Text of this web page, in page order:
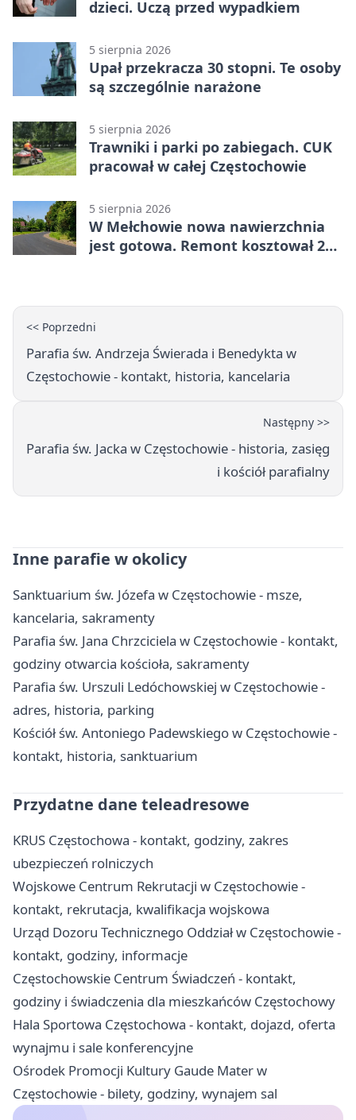
dzieci. Uczą przed wypadkiem
5 sierpnia 2026
Upał przekracza 30 stopni. Te osoby
są szczególnie narażone
5 sierpnia 2026
Trawniki i parki po zabiegach. CUK
pracował w całej Częstochowie
5 sierpnia 2026
W Mełchowie nowa nawierzchnia
jest gotowa. Remont kosztował 222
<< Poprzedni
Parafia św. Andrzeja Świerada i Benedykta w
Częstochowie - kontakt, historia, kancelaria
Następny >>
Parafia św. Jacka w Częstochowie - historia, zasięg
i kościół parafialny
Inne parafie w okolicy
Sanktuarium św. Józefa w Częstochowie - msze,
kancelaria, sakramenty
Parafia św. Jana Chrzciciela w Częstochowie - kontakt,
godziny otwarcia kościoła, sakramenty
Parafia św. Urszuli Ledóchowskiej w Częstochowie -
adres, historia, parking
Kościół św. Antoniego Padewskiego w Częstochowie -
kontakt, historia, sanktuarium
Przydatne dane teleadresowe
KRUS Częstochowa - kontakt, godziny, zakres
ubezpieczeń rolniczych
Wojskowe Centrum Rekrutacji w Częstochowie -
kontakt, rekrutacja, kwalifikacja wojskowa
Urząd Dozoru Technicznego Oddział w Częstochowie -
kontakt, godziny, informacje
Częstochowskie Centrum Świadczeń - kontakt,
godziny i świadczenia dla mieszkańców Częstochowy
Hala Sportowa Częstochowa - kontakt, dojazd, oferta
wynajmu i sale konferencyjne
Ośrodek Promocji Kultury Gaude Mater w
Częstochowie - bilety, godziny, wynajem sal